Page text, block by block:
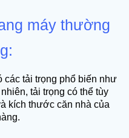
máy thường
tải trọng phổ biến như
tải trọng có thể tùy
kích thước căn nhà của